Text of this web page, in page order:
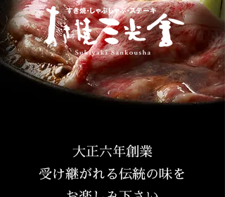
大正六年創業
受け継がれる伝統の味を